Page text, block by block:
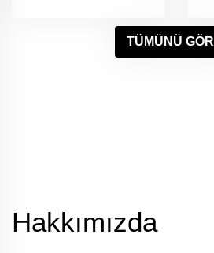
TÜMÜNÜ GÖR
Hakkımızda